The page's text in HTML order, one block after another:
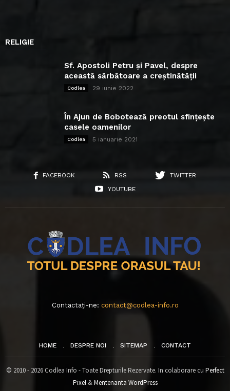
RELIGIE
Sf. Apostoli Petru și Pavel, despre
această sărbătoare a creștinătății
Codlea 29 iunie 2022
În Ajun de Bobotează preotul sfințește
casele oamenilor
Codlea 5 ianuarie 2021
FACEBOOK RSS
TWITTER
YOUTUBE
Contactați-ne: contact@codlea-info.ro
HOME DESPRE NOI SITEMAP CONTACT
© 2010 - 2026 Codlea Info - Toate Drepturile Rezervate. In colaborare cu Perfect
Pixel&Mentenanta WordPress